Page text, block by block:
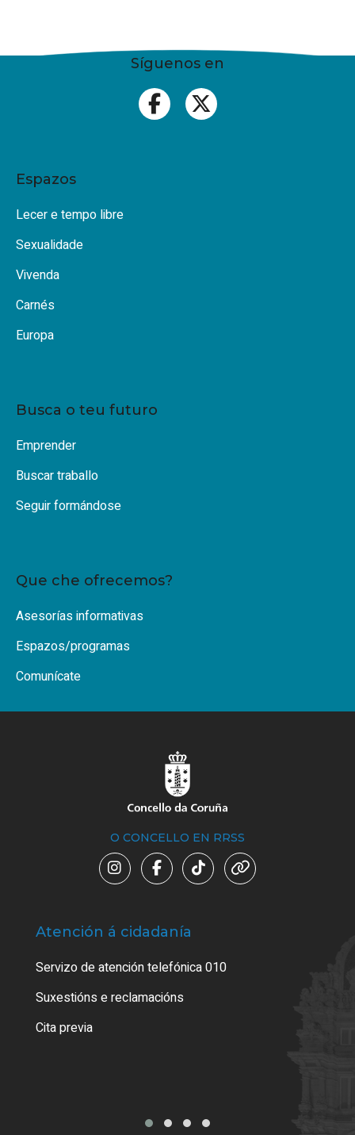
Síguenos en
Espazos
Lecer e tempo libre
Sexualidade
Vivenda
Carnés
Europa
Busca o teu futuro
Emprender
Buscar traballo
Seguir formándose
Que che ofrecemos?
Asesorías informativas
Espazos/programas
Comunícate
O CONCELLO EN RRSS
Atención á cidadanía
Servizo de atención telefónica 010
Suxestións e reclamacións
Cita previa